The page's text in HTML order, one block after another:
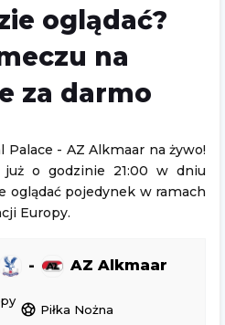
oglądać?
na
za darmo
Palace - AZ Alkmaar na żywo!
o godzinie 21:00 w dniu
oglądać pojedynek w ramach
Europy.
- AZ Alkmaar
sports_soccer Piłka Nożna